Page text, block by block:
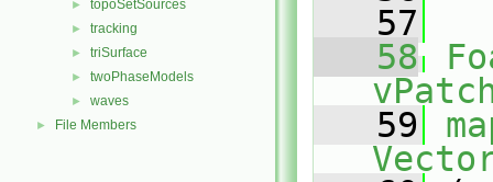
► topoSetSources
► tracking
► triSurface
► twoPhaseModels
► waves
► File Members
   57
   58
   59